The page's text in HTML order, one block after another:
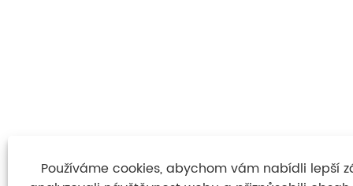
Používáme cookies, abychom vám nabídli lepší